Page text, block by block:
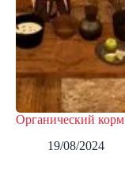
Органический корм
19/08/2024